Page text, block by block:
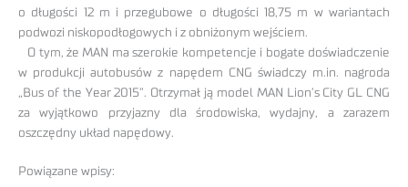
o długości 12 m i przegubowe o długości 18,75 m w wariantach
podwozi niskopodłogowych i z obniżonym wejściem.
O tym, że MAN ma szerokie kompetencje i bogate doświadczenie
w produkcji autobusów z napędem CNG świadczy m.in. nagroda
„Bus of the Year 2015”. Otrzymał ją model MAN Lion’s City GL CNG
za wyjątkowo przyjazny dla środowiska, wydajny, a zarazem
oszczędny układ napędowy.
Powiązane wpisy: